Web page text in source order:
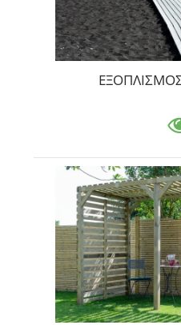
ΕΞΟΠΛΙΣΜΟΣ